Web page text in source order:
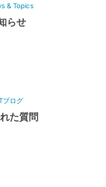
& Topics
らせ
ブログ
た質問